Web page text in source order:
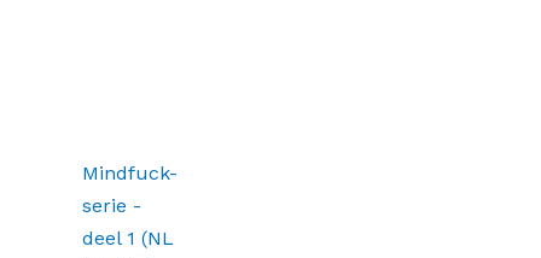
Mindfuck-
serie -
deel 1 (NL